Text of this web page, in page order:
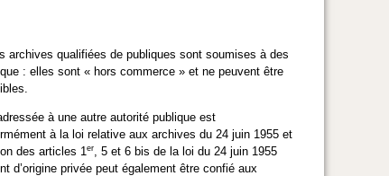
archives qualifiées de publiques sont soumises à des
: elles sont « hors commerce » et ne peuvent être
à une autre autorité publique est
à la loi relative aux archives du 24 juin 1955 et
des articles 1er
, 5 et 6 bis de la loi du 24 juin 1955
d’origine privée peut également être confié aux